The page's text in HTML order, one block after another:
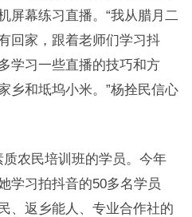
屏幕练习直播。“我从腊月二
回家，跟着老师们学习抖
学习一些直播的技巧和方
乡和坻坞小米。”杨拴民信心
农民培训班的学员。今年
学习拍抖音的50多名学员
、返乡能人、专业合作社的